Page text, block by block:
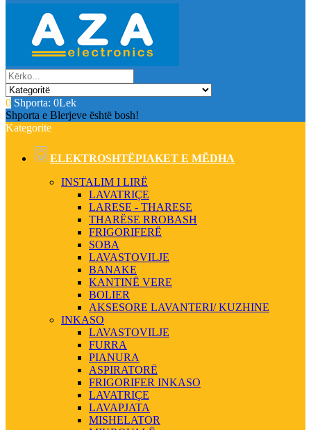
0 Shporta: 0Lek
Shporta e Blerjeve është bosh!
Kategorite
ELEKTROSHTËPIAKET E MËDHA
INSTALIM I LIRË
LAVATRIÇE
LARESE - THARESE
THARËSE RROBASH
FRIGORIFERË
SOBA
LAVASTOVILJE
BANAKE
KANTINË VERE
BOLIER
AKSESORE LAVANTERI/ KUZHINE
INKASO
LAVASTOVILJE
FURRA
PIANURA
ASPIRATORË
FRIGORIFER INKASO
LAVATRIÇE
LAVAPJATA
MISHELATOR